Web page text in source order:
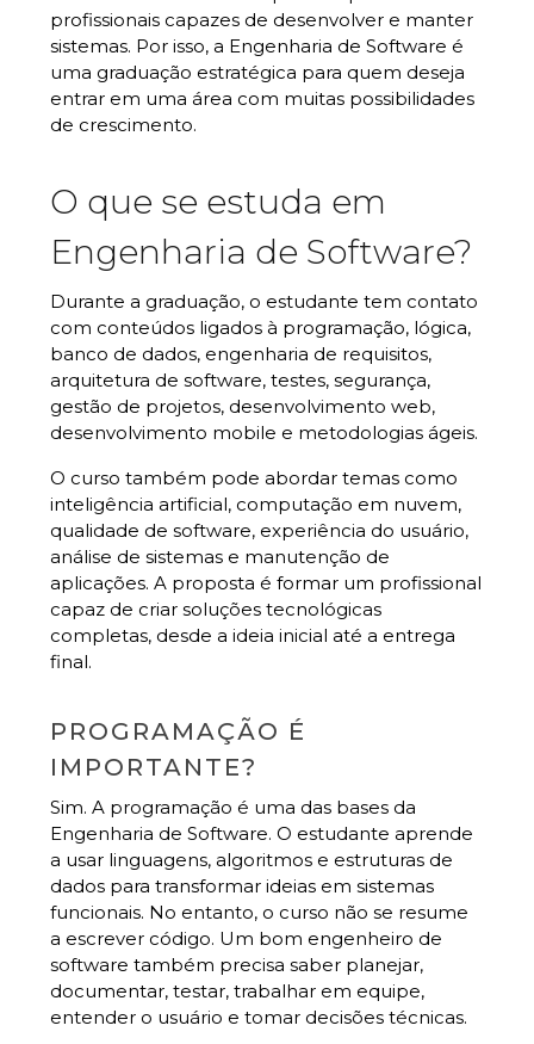
profissionais capazes de desenvolver e manter
sistemas. Por isso, a Engenharia de Software é
uma graduação estratégica para quem deseja
entrar em uma área com muitas possibilidades
de crescimento.
O que se estuda em
Engenharia de Software?
Durante a graduação, o estudante tem contato
com conteúdos ligados à programação, lógica,
banco de dados, engenharia de requisitos,
arquitetura de software, testes, segurança,
gestão de projetos, desenvolvimento web,
desenvolvimento mobile e metodologias ágeis.
O curso também pode abordar temas como
inteligência artificial, computação em nuvem,
qualidade de software, experiência do usuário,
análise de sistemas e manutenção de
aplicações. A proposta é formar um profissional
capaz de criar soluções tecnológicas
completas, desde a ideia inicial até a entrega
final.
PROGRAMAÇÃO É
IMPORTANTE?
Sim. A programação é uma das bases da
Engenharia de Software. O estudante aprende
a usar linguagens, algoritmos e estruturas de
dados para transformar ideias em sistemas
funcionais. No entanto, o curso não se resume
a escrever código. Um bom engenheiro de
software também precisa saber planejar,
documentar, testar, trabalhar em equipe,
entender o usuário e tomar decisões técnicas.